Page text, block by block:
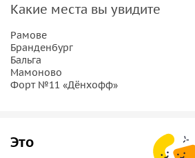
Калининград — Ушаково —
Мамоново — Калининград.
Какие места вы увидите
Рамове
Бранденбург
Бальга
Мамоново
Форт №11 «Дёнхофф»
Это